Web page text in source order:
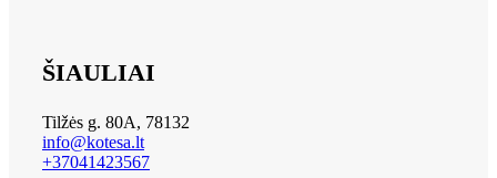
ŠIAULIAI
Tilžės g. 80A, 78132
info@kotesa.lt
+37041423567